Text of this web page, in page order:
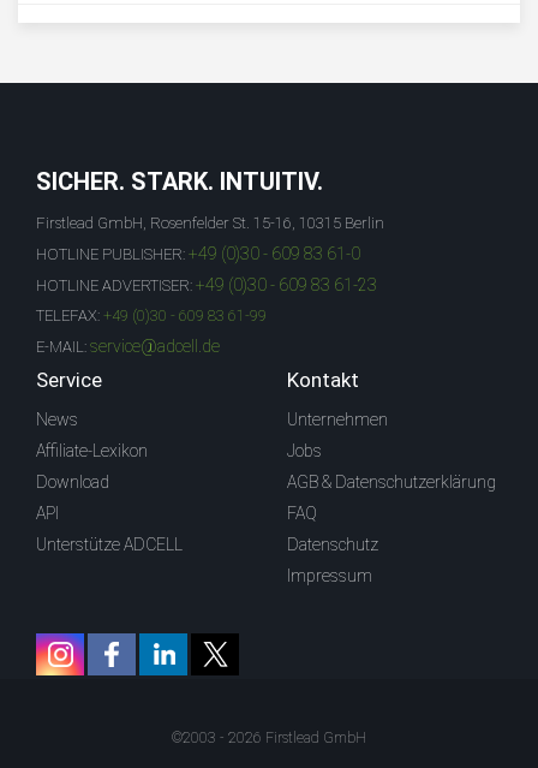
SICHER. STARK. INTUITIV.
Firstlead GmbH, Rosenfelder St. 15-16, 10315 Berlin
HOTLINE PUBLISHER: +49 (0)30 - 609 83 61-0
HOTLINE ADVERTISER: +49 (0)30 - 609 83 61-23
TELEFAX: +49 (0)30 - 609 83 61-99
E-MAIL: service@adcell.de
Service
News
Affiliate-Lexikon
Download
API
Unterstütze ADCELL
Kontakt
Unternehmen
Jobs
AGB & Datenschutzerklärung
FAQ
Datenschutz
Impressum
©2003 - 2026 Firstlead GmbH